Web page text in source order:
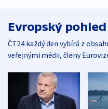
Evropský pohled
ČT24 každý den vybírá z
veřejnými médii, členy